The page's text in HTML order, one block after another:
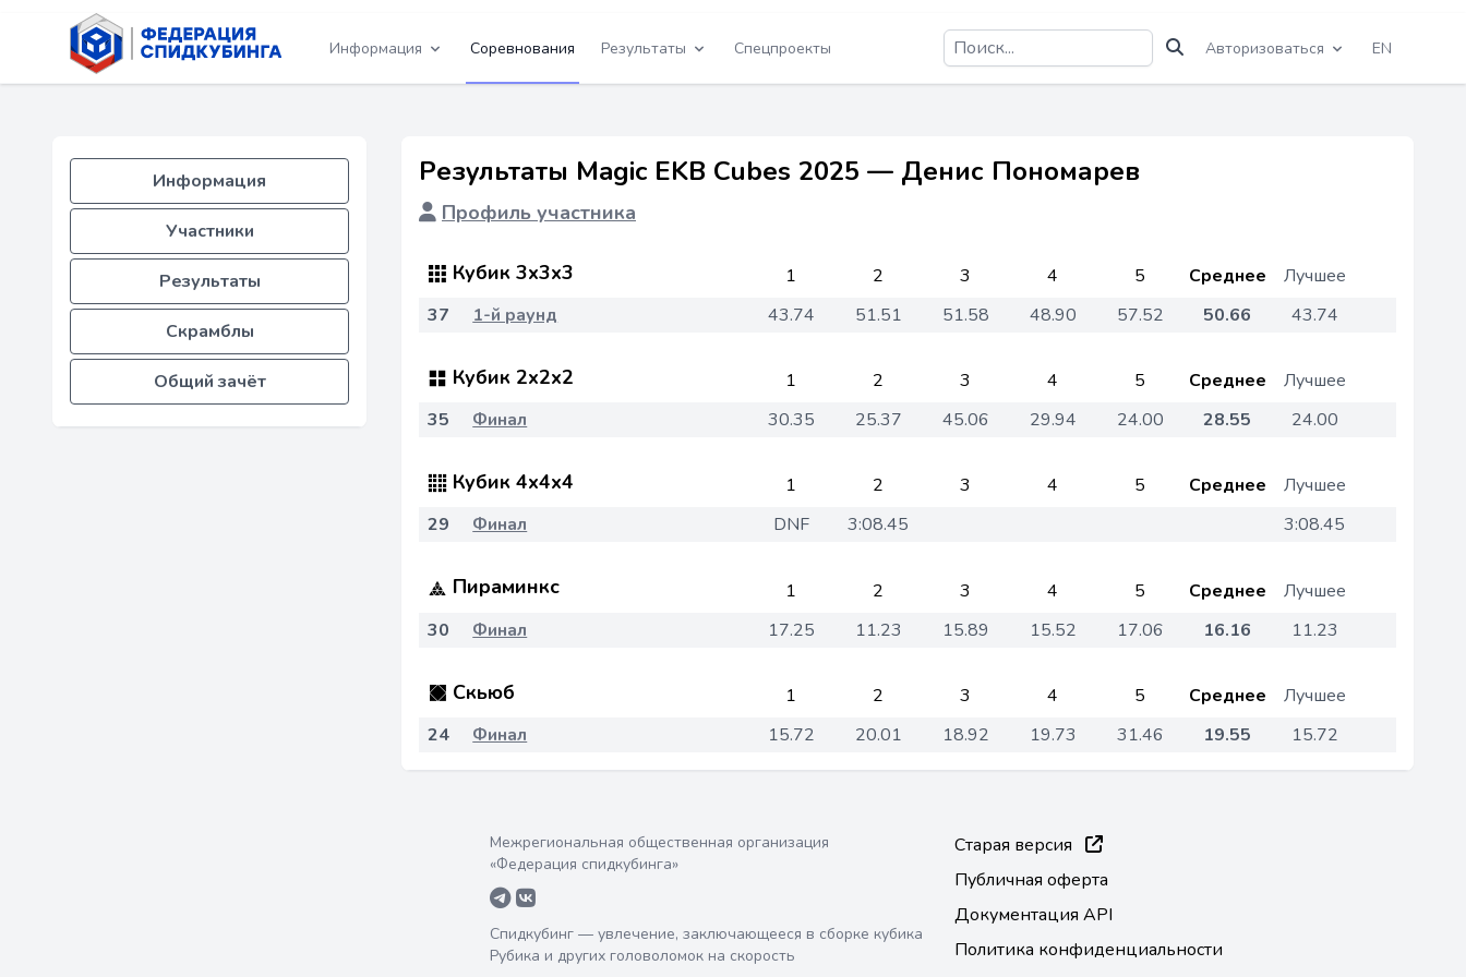
Информация Соревнования Результаты Спецпроекты Авторизоваться EN
Информация
Участники
Результаты
Скрамблы
Общий зачёт
Результаты Magic EKB Cubes 2025 — Денис Пономарев
Профиль участника
Кубик 3x3x3 1 2 3 4 5 Среднее
Лучшее
37
1-й раунд 43.74 51.51 51.58 48.90 57.52 50.66 43.74
Кубик 2x2x2 1 2 3 4 5 Среднее
Лучшее
35
Финал 30.35 25.37 45.06 29.94 24.00 28.55 24.00
Кубик 4x4x4 1 2 3 4 5 Среднее
Лучшее
29
Финал DNF 3:08.45 3:08.45
Пираминкс 1 2 3 4 5 Среднее
Лучшее
30
Финал 17.25 11.23 15.89 15.52 17.06 16.16 11.23
Скьюб 1 2 3 4 5 Среднее
Лучшее
24
Финал 15.72 20.01 18.92 19.73 31.46 19.55 15.72
Межрегиональная общественная организация
«Федерация спидкубинга»
Спидкубинг — увлечение, заключающееся в сборке кубика
Рубика и других головоломок на скорость
Старая версия
Публичная оферта
Документация API
Политика конфиденциальности